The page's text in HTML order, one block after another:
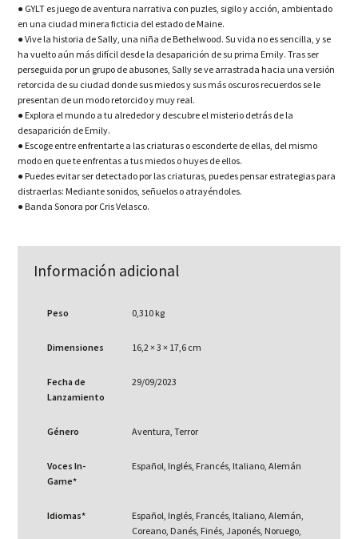
● GYLT es juego de aventura narrativa con puzles, sigilo y acción, ambientado
en una ciudad minera ficticia del estado de Maine.
● Vive la historia de Sally, una niña de Bethelwood. Su vida no es sencilla, y se
ha vuelto aún más difícil desde la desaparición de su prima Emily. Tras ser
perseguida por un grupo de abusones, Sally se ve arrastrada hacia una versión
retorcida de su ciudad donde sus miedos y sus más oscuros recuerdos se le
presentan de un modo retorcido y muy real.
● Explora el mundo a tu alrededor y descubre el misterio detrás de la
desaparición de Emily.
● Escoge entre enfrentarte a las criaturas o esconderte de ellas, del mismo
modo en que te enfrentas a tus miedos o huyes de ellos.
● Puedes evitar ser detectado por las criaturas, puedes pensar estrategias para
distraerlas: Mediante sonidos, señuelos o atrayéndoles.
● Banda Sonora por Cris Velasco.
Información adicional
Peso 0,310 kg
Dimensiones 16,2 × 3 × 17,6 cm
Fecha de
Lanzamiento
29/09/2023
Género Aventura, Terror
Voces In-
Game*
Español, Inglés, Francés, Italiano, Alemán
Idiomas*
Español, Inglés, Francés, Italiano, Alemán,
Coreano, Danés, Finés, Japonés, Noruego,